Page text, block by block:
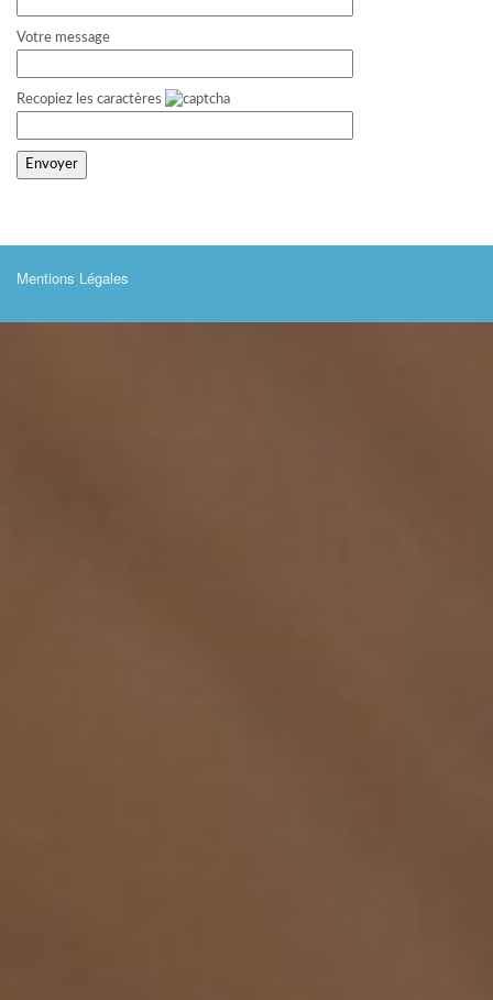
Votre message
Recopiez les caractères
Mentions Légales